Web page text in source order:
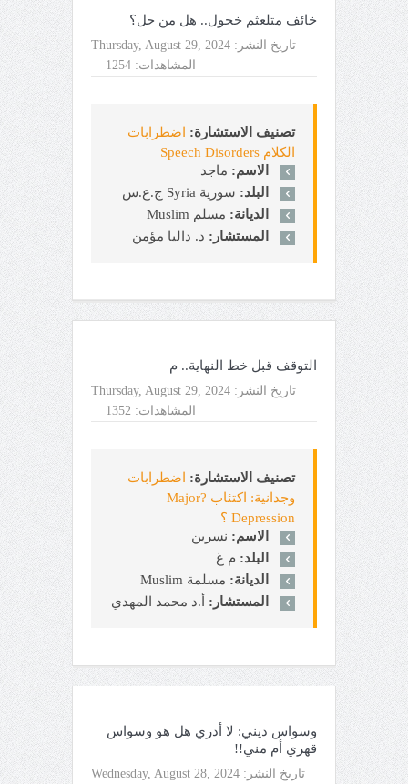
خائف متلعثم خجول.. هل من حل؟
تاريخ النشر: Thursday, August 29, 2024
المشاهدات: 1254
تصنيف الاستشارة: اضطرابات
الكلام Speech Disorders
الاسم: ماجد
البلد: سورية Syria ج.ع.س
الديانة: مسلم Muslim
المستشار: د. داليا مؤمن
التوقف قبل خط النهاية.. م
تاريخ النشر: Thursday, August 29, 2024
المشاهدات: 1352
تصنيف الاستشارة: اضطرابات
وجدانية: اكتئاب ?Major
Depression ؟
الاسم: نسرين
البلد: م غ
الديانة: مسلمة Muslim
المستشار: أ.د محمد المهدي
وسواس ديني: لا أدري هل هو وسواس
قهري أم مني!!
تاريخ النشر: Wednesday, August 28, 2024